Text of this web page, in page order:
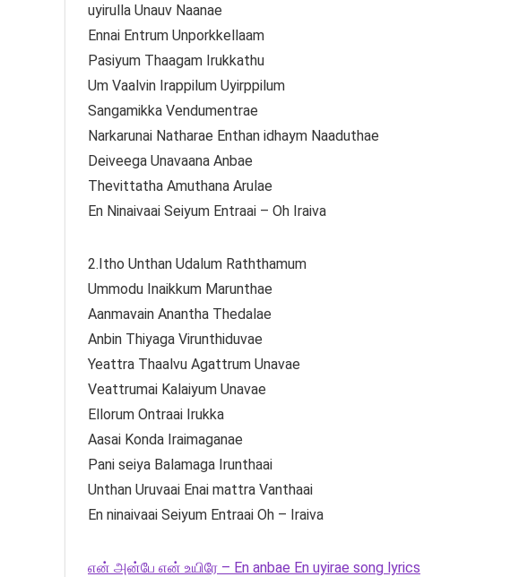
uyirulla Unauv Naanae
Ennai Entrum Unporkkellaam
Pasiyum Thaagam Irukkathu
Um Vaalvin Irappilum Uyirppilum
Sangamikka Vendumentrae
Narkarunai Natharae Enthan idhaym Naaduthae
Deiveega Unavaana Anbae
Thevittatha Amuthana Arulae
En Ninaivaai Seiyum Entraai – Oh Iraiva
2.Itho Unthan Udalum Raththamum
Ummodu Inaikkum Marunthae
Aanmavain Anantha Thedalae
Anbin Thiyaga Virunthiduvae
Yeattra Thaalvu Agattrum Unavae
Veattrumai Kalaiyum Unavae
Ellorum Ontraai Irukka
Aasai Konda Iraimaganae
Pani seiya Balamaga Irunthaai
Unthan Uruvaai Enai mattra Vanthaai
En ninaivaai Seiyum Entraai Oh – Iraiva
என் அன்பே என் உயிரே – En anbae En uyirae song lyrics